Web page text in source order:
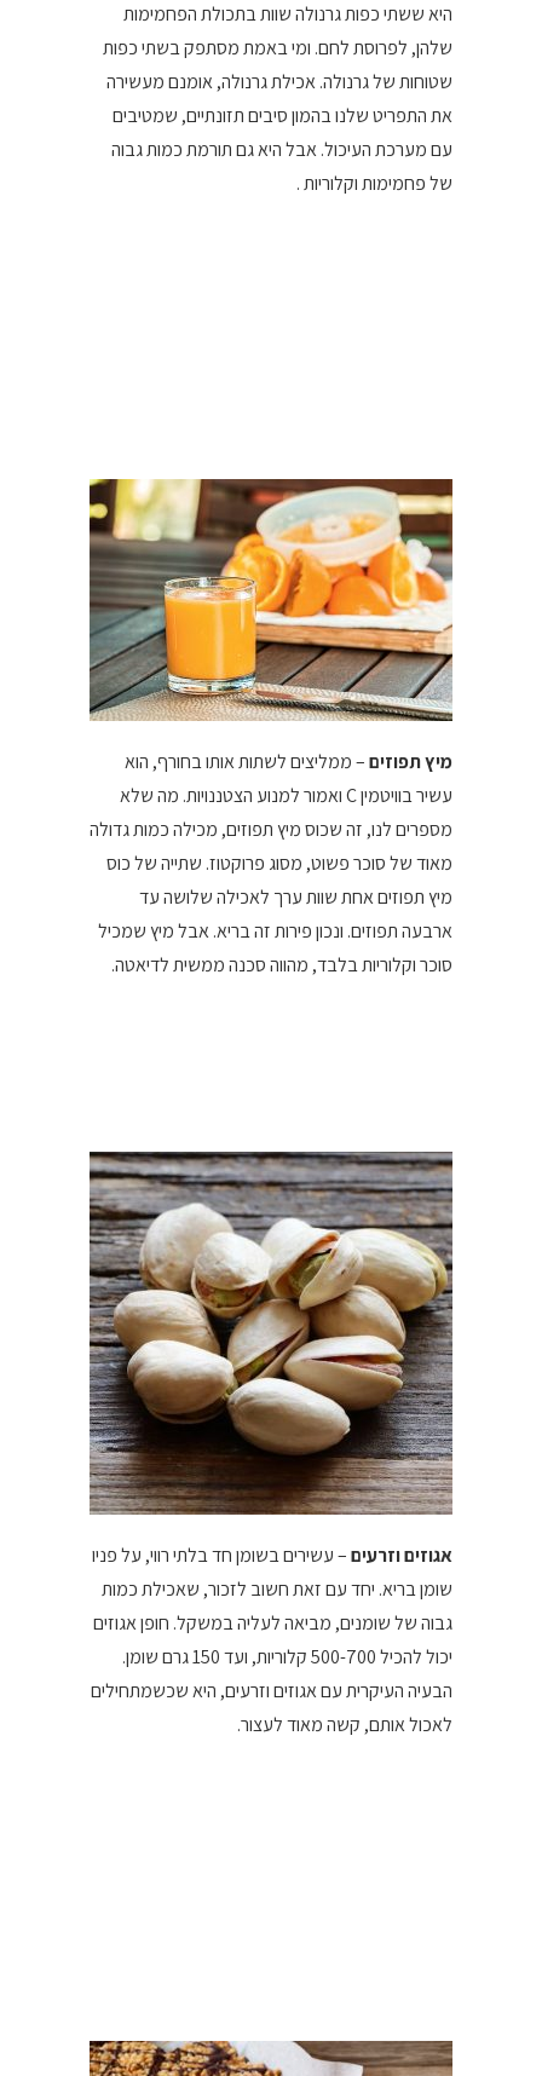
היא ששתי כפות גרנולה שוות בתכולת הפחמימות
שלהן, לפרוסת לחם. ומי באמת מסתפק בשתי כפות
שטוחות של גרנולה. אכילת גרנולה, אומנם מעשירה
את התפריט שלנו בהמון סיבים תזונתיים, שמטיבים
עם מערכת העיכול. אבל היא גם תורמת כמות גבוה
של פחמימות וקלוריות .
מיץ תפוזים– ממליצים לשתות אותו בחורף, הוא
עשיר בוויטמין C ואמור למנוע הצטננויות. מה שלא
מספרים לנו, זה שכוס מיץ תפוזים, מכילה כמות גדולה
מאוד של סוכר פשוט, מסוג פרוקטוז. שתייה של כוס
מיץ תפוזים אחת שוות ערך לאכילה שלושה עד
ארבעה תפוזים. ונכון פירות זה בריא. אבל מיץ שמכיל
סוכר וקלוריות בלבד, מהווה סכנה ממשית לדיאטה.
אגוזים וזרעים– עשירים בשומן חד בלתי רווי, על פניו
שומן בריא. יחד עם זאת חשוב לזכור, שאכילת כמות
גבוה של שומנים, מביאה לעליה במשקל. חופן אגוזים
יכול להכיל 500-700 קלוריות, ועד 150 גרם שומן.
הבעיה העיקרית עם אגוזים וזרעים, היא שכשמתחילים
לאכול אותם, קשה מאוד לעצור.